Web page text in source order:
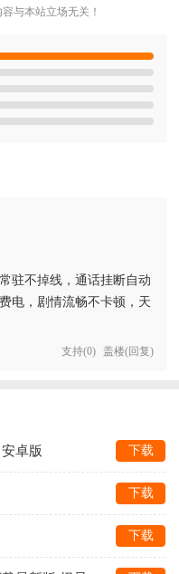
与本站立场无关！
驻不掉线，通话挂断自动
电，剧情流畅不卡顿，天
支持(0) 盖楼(回复)
卓版 下载
下载
下载